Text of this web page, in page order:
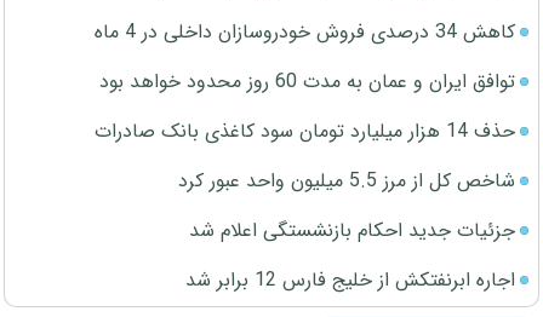
کاهش 34 درصدی فروش خودروسازان داخلی در 4 ماه
توافق ایران و عمان به مدت 60 روز محدود خواهد بود
حذف 14 هزار میلیارد تومان سود کاغذی بانک صادرات
شاخص کل از مرز 5.5 میلیون واحد عبور کرد
جزئیات جدید احکام بازنشستگی اعلام شد
اجاره ابرنفتکش از خلیج فارس 12 برابر شد